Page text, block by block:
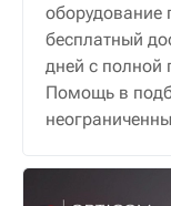
оборудование
бесплатный
дней с полной
Помощь в